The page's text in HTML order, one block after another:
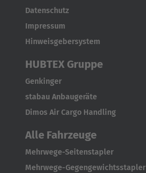
Nederland
Nederlands
Österreich
Deutsch
Polska
Polski
Türkçe
English Neutral
Datenschutz
Impressum
Hinweisgebersystem
HUBTEX Gruppe
Genkinger
stabau Anbaugeräte
Dimos Air Cargo Handling
Alle Fahrzeuge
Mehrwege-Seitenstapler
Mehrwege-Gegengewichtsstapler